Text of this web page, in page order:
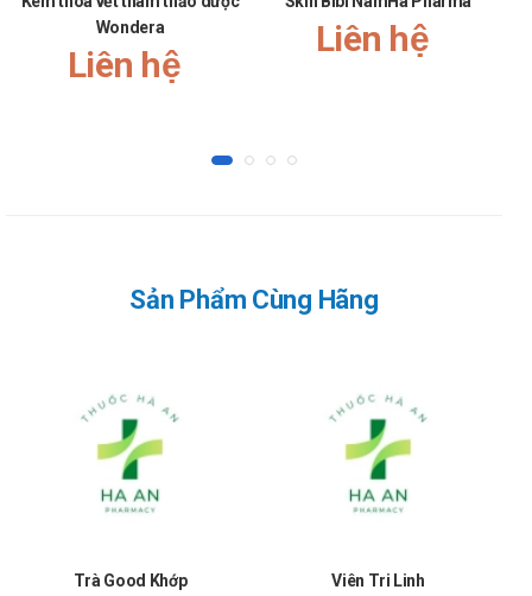
Wondera
Liên hệ
Liên hệ
Sản Phẩm Cùng Hãng
Trà Good Khớp Viên Tri Linh